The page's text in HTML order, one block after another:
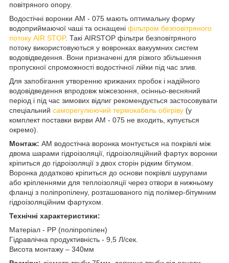
повітряного опору.
Водостічні воронки AM - 075 мають оптимальну форму
водоприймаючої чаші та оснащені фільтром безповітряного
потоку AIR STOP. Такі AIRSTOP фільтри безповітряного
потоку використовуються у вовронках вакуумних систем
водовідведення. Вони призначені для різкого збільшення
пропускної спроможності водостічної лійки під час злив.
Для запобігання утворенню крижаних пробок і надійного
водовідведення впродовж міжсезоння, осінньо-весняний
період і під час зимових відлиг рекомендується застосовувати
спеціальний саморегулюючий термокабель обігріву (у
комплект поставки вирви AM - 075 не входить, купується
окремо).
Монтаж: АМ водостічна воронка монтується на покрівлі між
двома шарами гідроізоляції, гідроізоляційний фартух воронки
кріпиться до гідроізоляції з двох сторін рідким бітумом.
Воронка додатково кріпиться до основи покрівлі шурупами
або кріпленнями для теплоізоляції через отвори в нижньому
фланці з поліпропілену, розташованого під полімер-бітумним
гідроізоляційним фартухом.
Технічні характеристики:
Матеріал - PP (поліпропілен)
Гідравлічна продуктивність - 9,5 Л/сек.
Висота монтажу – 340мм